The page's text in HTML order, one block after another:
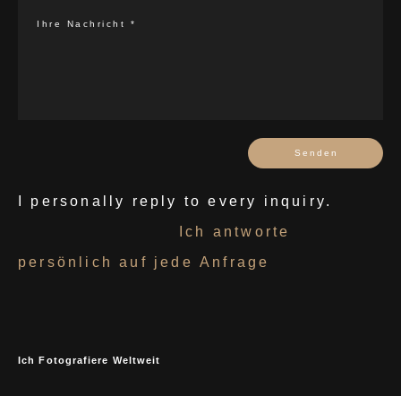
Ihre Nachricht *
Senden
I personally reply to every inquiry.
Ich antworte
persönlich auf jede Anfrage
Ich Fotografiere Weltweit